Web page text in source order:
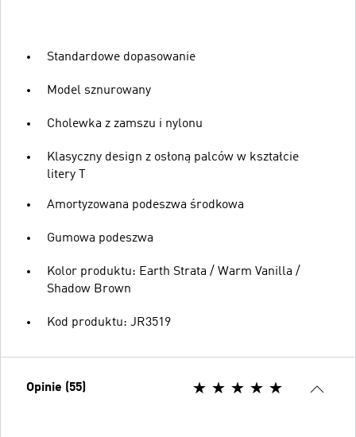
Standardowe dopasowanie
Model sznurowany
Cholewka z zamszu i nylonu
Klasyczny design z osłoną palców w kształcie
litery T
Amortyzowana podeszwa środkowa
Gumowa podeszwa
Kolor produktu: Earth Strata / Warm Vanilla /
Shadow Brown
Kod produktu: JR3519
Opinie (55)